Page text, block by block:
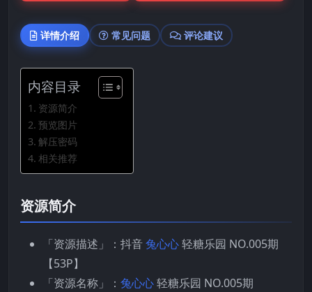
详情介绍 常见问题 评论建议
内容目录
资源简介
预览图片
解压密码
相关推荐
资源简介
「资源描述」：抖音兔心心轻糖乐园 NO.005期
【53P】
「资源名称」： 兔心心轻糖乐园 NO.005期